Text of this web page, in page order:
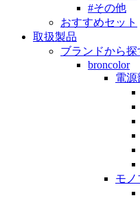
#その他
おすすめセット
取扱製品
ブランドから探
broncolor
電源
モノ